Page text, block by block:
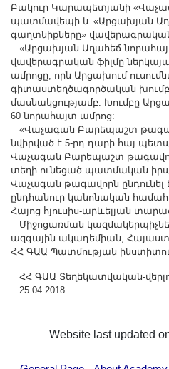
Videogallery
Web Resources
Other Academies
"Gitutyun" newspaper
"In the World of Science" Journal
Publications in Press
Notices
Anniversaries
Universities
News
Scientific Results
Scientists of the Diaspora
Young Scientist Tribune
Our Honored Figures
Sitemap
Բակուր Կարապետյանի
պատմավեպի և «Արցախյան
գաղտնիքները» վավերագրական
«Արցախյան Աղահեճ
վավերագրական ֆիլմը
ամրոցը, որն Արցախում
գիտաստեղծագործական
մասնակցությամբ: Խումբը
60 նորահայտ ամրոց:
«Վաչագան Բարեպաշտ
նվիրված է 5-րդ դարի հայ
Վաչագան Բարեպաշտ
տեղի ունեցած պատմական
Վաչագան թագավորն ընդունել
ընդհանուր կանոնական
Հայոց հյուսիս-արևելյան
Միջոցառման
ազգային ակադեմիան,
ՀՀ ԳԱԱ Պատմության
ՀՀ ԳԱԱ Տեղեկատվական-
25.04.2018
Website last updated